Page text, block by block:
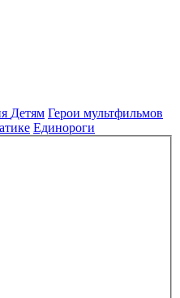
Детям Герои мультфильмов
Единороги